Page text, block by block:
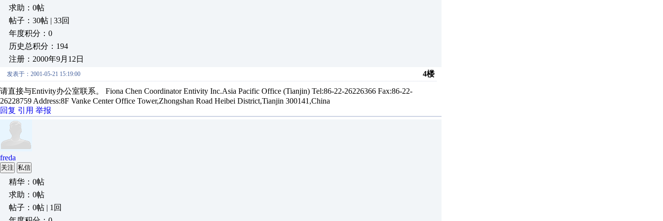
求助：0帖
帖子：30帖 | 33回
年度积分：0
历史总积分：194
注册：2000年9月12日
发表于：2001-05-21 15:19:00 4楼
请直接与Entivity办公室联系。 Fiona Chen Coordinator Entivity Inc.Asia Pacific Office (Tianjin) Tel:86-22-26226366 Fax:86-22-
26228759 Address:8F Vanke Center Office Tower,Zhongshan Road Heibei District,Tianjin 300141,China
回复 引用 举报
freda
关注 私信
精华：0帖
求助：0帖
帖子：0帖 | 1回